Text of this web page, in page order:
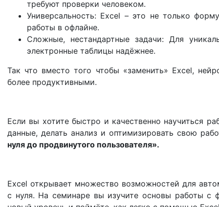
требуют проверки человеком.
Универсальность: Excel – это не только
работы в офлайне.
Сложные, нестандартные задачи: Для
электронные таблицы надёжнее.
Так что вместо того чтобы «заменить» Excel,
более продуктивными.
Если вы хотите быстро и качественно научиться
данные, делать анализ и оптимизировать свою
нуля до продвинутого пользователя».
Excel открывает множество возможностей для
с нуля. На семинаре вы изучите основы работы